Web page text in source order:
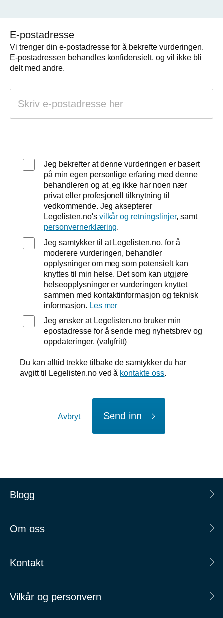
E-postadresse
Vi trenger din e-postadresse for å bekrefte vurderingen.
E-postadressen behandles konfidensielt, og vil ikke bli
delt med andre.
Jeg bekrefter at denne vurderingen er basert
på min egen personlige erfaring med denne
behandleren og at jeg ikke har noen nær
privat eller profesjonell tilknytning til
vedkommende. Jeg aksepterer
Legelisten.no'svilkår og retningslinjer, samt
personvernerklæring.
Jeg samtykker til at Legelisten.no, for å
moderere vurderingen, behandler
opplysninger om meg som potensielt kan
knyttes til min helse. Det som kan utgjøre
helseopplysninger er vurderingen knyttet
sammen med kontaktinformasjon og teknisk
informasjon. Les mer
Jeg ønsker at Legelisten.no bruker min
epostadresse for å sende meg nyhetsbrev og
oppdateringer. (valgfritt)
Du kan alltid trekke tilbake de samtykker du har
avgitt til Legelisten.no ved å kontakte oss.
Avbryt Send inn
Blogg
Om oss
Kontakt
Vilkår og personvern